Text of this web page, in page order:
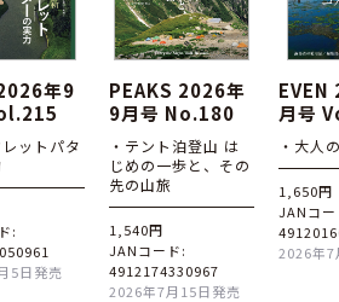
年9
ットパタ
:
5日発売
PEAKS 2026年
9月号 No.180
・テント泊登山 は
じめの一歩と、その
先の山旅
1,540円
JANコード:
4912174330967
2026年7月15日発売
EVEN
月号
・大人
1,650円
JANコー
2026年7